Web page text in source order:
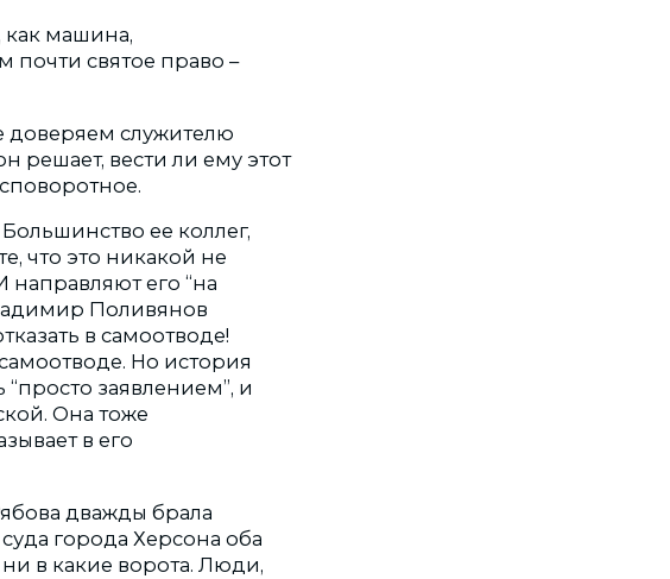
машина,
почти святое право –
доверяем служителю
решает, вести ли ему этот
ее коллег,
что это никакой не
направляют его “на
Поливянов
в самоотводе!
Но история
заявлением”, и
Она тоже
в его
дважды брала
города Херсона оба
в какие ворота. Люди,